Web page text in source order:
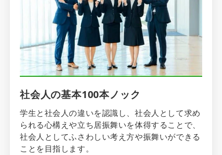
社会人の基本100本ノック
学生と社会人の違いを認識し、社会人として求め
られる心構えや立ち居振舞いを体得することで、
社会人としてふさわしい考え方や振舞いができる
ことを目指します。